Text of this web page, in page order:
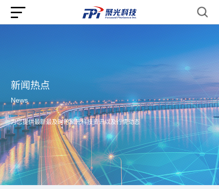
新闻热点
News
为您提供最新最及时的聚光科技资讯以及行情动态